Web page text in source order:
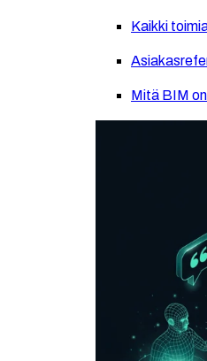
Kaikki
Mitä BIM on